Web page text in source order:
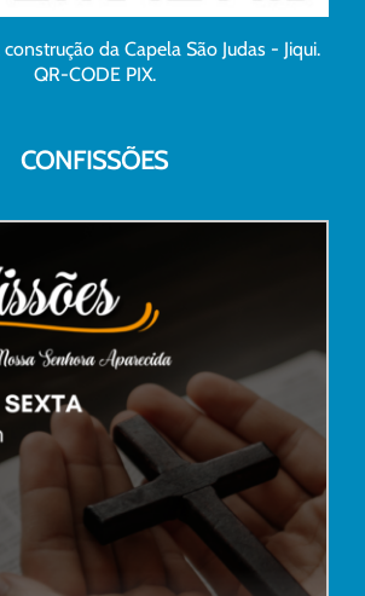
da Capela São Judas - Jiqui.
QR-CODE PIX.
CONFISSÕES